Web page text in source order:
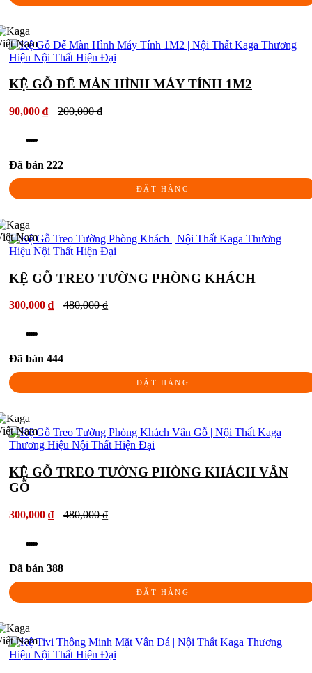
KỆ GỖ ĐỂ MÀN HÌNH MÁY TÍNH 1M2
90,000 ₫ 200,000 ₫
Đã bán 222
ĐẶT HÀNG
KỆ GỖ TREO TƯỜNG PHÒNG KHÁCH
300,000 ₫ 480,000 ₫
Đã bán 444
ĐẶT HÀNG
KỆ GỖ TREO TƯỜNG PHÒNG KHÁCH VÂN
GỖ
300,000 ₫ 480,000 ₫
Đã bán 388
ĐẶT HÀNG